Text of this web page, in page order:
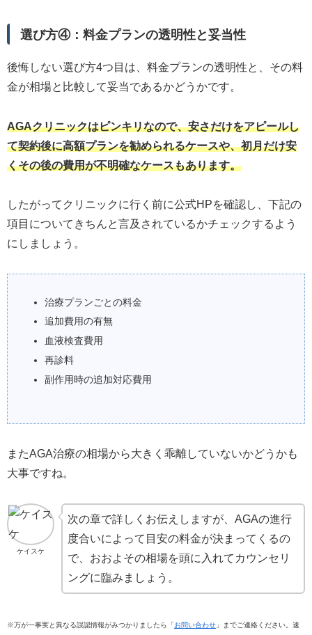
選び方④：料金プランの透明性と妥当性
後悔しない選び方4つ目は、料金プランの透明性と、その料
金が相場と比較して妥当であるかどうかです。
AGAクリニックはピンキリなので、安さだけをアピールし
て契約後に高額プランを勧められるケースや、初月だけ安
くその後の費用が不明確なケースもあります。
したがってクリニックに行く前に公式HPを確認し、下記の
項目についてきちんと言及されているかチェックするよう
にしましょう。
治療プランごとの料金
追加費用の有無
血液検査費用
再診料
副作用時の追加対応費用
またAGA治療の相場から大きく乖離していないかどうかも
大事ですね。
ケイスケ
次の章で詳しくお伝えしますが、AGAの進行
度合いによって目安の料金が決まってくるの
で、おおよその相場を頭に入れてカウンセリ
ングに臨みましょう。
※万が一事実と異なる誤認情報がみつかりましたら「お問い合わせ 」までご連絡ください。速